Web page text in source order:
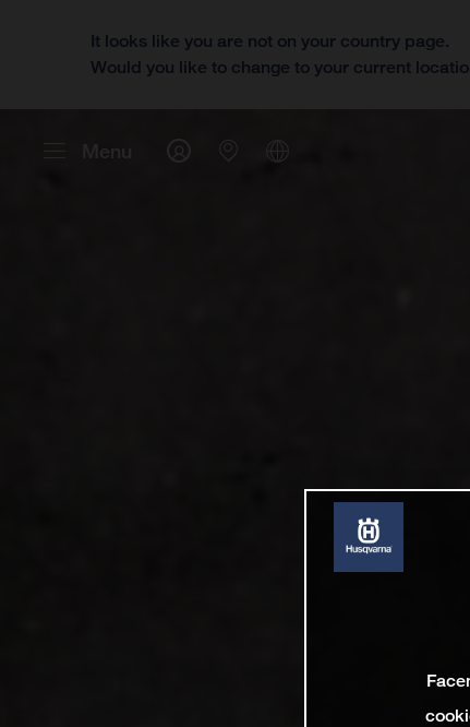
It looks like you are not on your country page.
Would you like to change to your current
Menu